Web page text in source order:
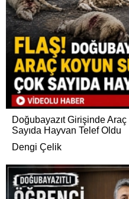
Doğubayazıt Girişinde
Sayıda Hayvan Telef Oldu
Dengi Çelik